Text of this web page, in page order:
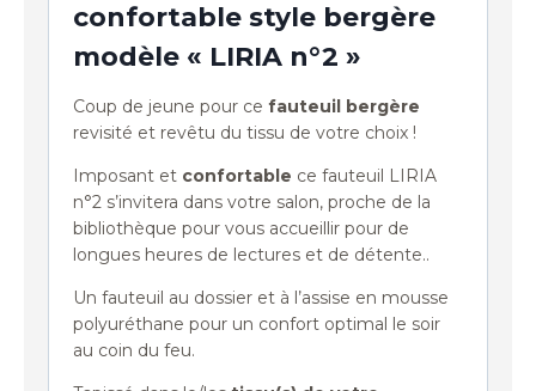
confortable style bergère
modèle « LIRIA n°2 »
Coup de jeune pour ce fauteuil bergère
revisité et revêtu du tissu de votre choix !
Imposant et confortable ce fauteuil LIRIA
n°2 s’invitera dans votre salon, proche de la
bibliothèque pour vous accueillir pour de
longues heures de lectures et de détente..
Un fauteuil au dossier et à l’assise en mousse
polyuréthane pour un confort optimal le soir
au coin du feu.